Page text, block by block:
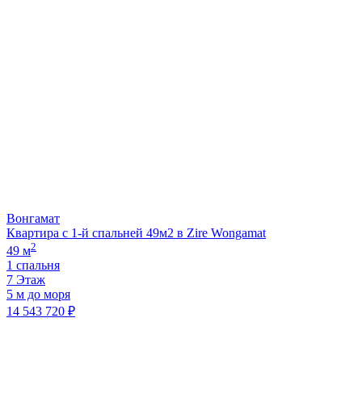
Вонгамат
Квартира с 1-й спальней 49м2 в Zire Wongamat
49 м2
1 спальня
7 Этаж
5 м до моря
14 543 720 ₽